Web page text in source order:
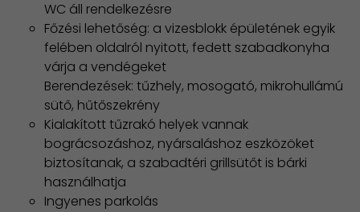
WC áll rendelkezésre
Főzési lehetőség: a vizesblokk épületének egyik
felében oldalról nyitott, fedett szabadkonyha
várja a vendégeket
Berendezések: tűzhely, mosogató, mikrohullámú
sütő, hűtőszekrény
Kialakított tűzrakó helyek vannak
bográcsozáshoz, nyársaláshoz eszközöket
biztosítanak, a szabadtéri grillsütőt is bárki
használhatja
Ingyenes parkolás